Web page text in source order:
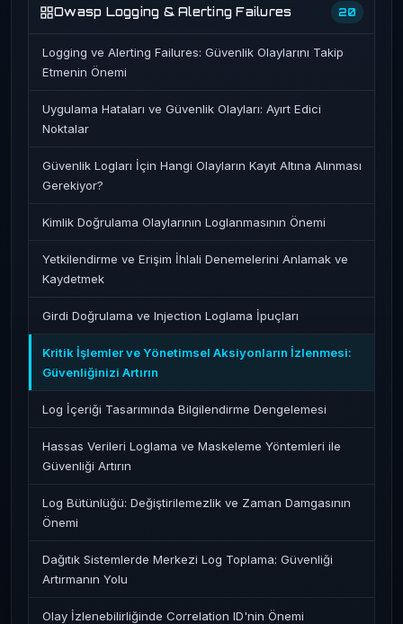
Owasp Logging & Alerting Failures 20
Logging ve Alerting Failures: Güvenlik Olaylarını Takip
Etmenin Önemi
Uygulama Hataları ve Güvenlik Olayları: Ayırt Edici
Noktalar
Güvenlik Logları İçin Hangi Olayların Kayıt Altına Alınması
Gerekiyor?
Kimlik Doğrulama Olaylarının Loglanmasının Önemi
Yetkilendirme ve Erişim İhlali Denemelerini Anlamak ve
Kaydetmek
Girdi Doğrulama ve Injection Loglama İpuçları
Kritik İşlemler ve Yönetimsel Aksiyonların İzlenmesi:
Güvenliğinizi Artırın
Log İçeriği Tasarımında Bilgilendirme Dengelemesi
Hassas Verileri Loglama ve Maskeleme Yöntemleri ile
Güvenliği Artırın
Log Bütünlüğü: Değiştirilemezlik ve Zaman Damgasının
Önemi
Dağıtık Sistemlerde Merkezi Log Toplama: Güvenliği
Artırmanın Yolu
Olay İzlenebilirliğinde Correlation ID'nin Önemi